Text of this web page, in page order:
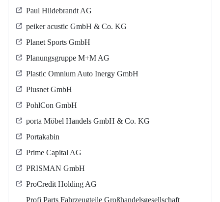
Paul Hildebrandt AG
peiker acustic GmbH & Co. KG
Planet Sports GmbH
Planungsgruppe M+M AG
Plastic Omnium Auto Inergy GmbH
Plusnet GmbH
PohlCon GmbH
porta Möbel Handels GmbH & Co. KG
Portakabin
Prime Capital AG
PRISMAN GmbH
ProCredit Holding AG
Profi Parts Fahrzeugteile Großhandelsgesellschaft